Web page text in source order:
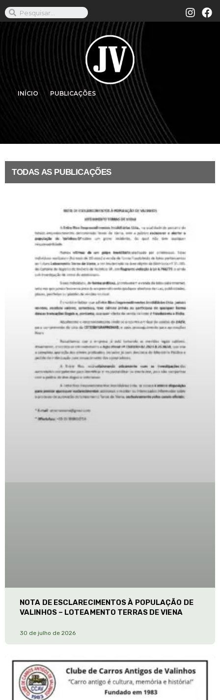
INÍCIO PUBLICAÇÕES
TODAS AS PUBLICAÇÕES
NOTA DE ESCLARECIMENTOS À POPULAÇÃO DE
VALINHOS – LOTEAMENTO TERRAS DE VIENA
30 de julho de 2026